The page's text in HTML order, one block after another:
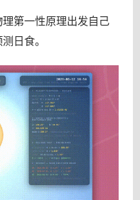
第一性原理出发自己
日食。